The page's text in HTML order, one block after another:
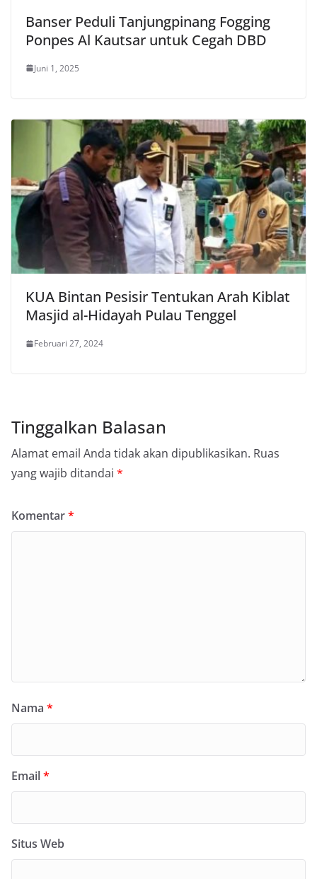
Banser Peduli Tanjungpinang Fogging
Ponpes Al Kautsar untuk Cegah DBD
Juni 1, 2025
KUA Bintan Pesisir Tentukan Arah Kiblat
Masjid al-Hidayah Pulau Tenggel
Februari 27, 2024
Tinggalkan Balasan
Alamat email Anda tidak akan dipublikasikan. Ruas
yang wajib ditandai *
Komentar*
Nama *
Email*
Situs Web